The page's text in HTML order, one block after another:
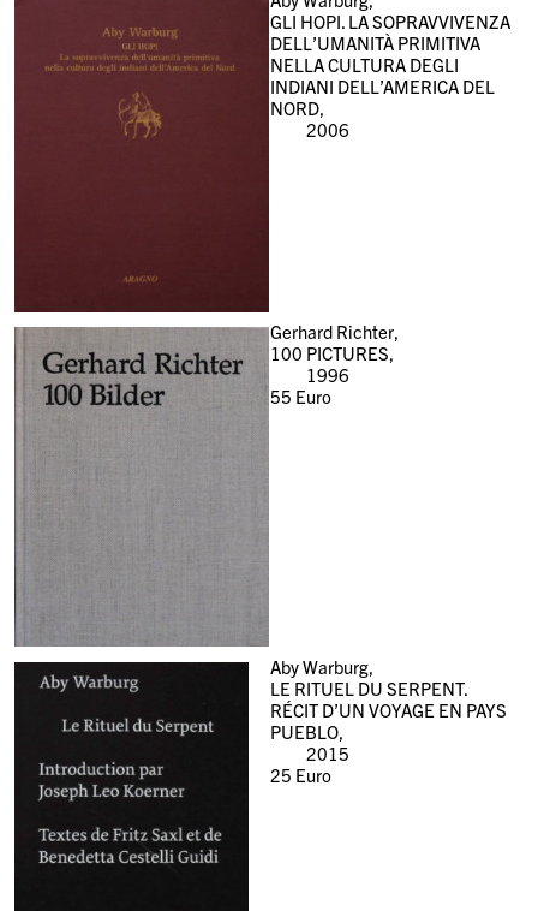
GLI HOPI. LA SOPRAVVIVENZA
DELL’UMANITÀ PRIMITIVA
NELLA CULTURA DEGLI
INDIANI DELL’AMERICA DEL
NORD,
2006
Gerhard Richter,
100 PICTURES,
1996
55 Euro
Aby Warburg,
LE RITUEL DU SERPENT.
RÉCIT D’UN VOYAGE EN PAYS
PUEBLO,
2015
25 Euro